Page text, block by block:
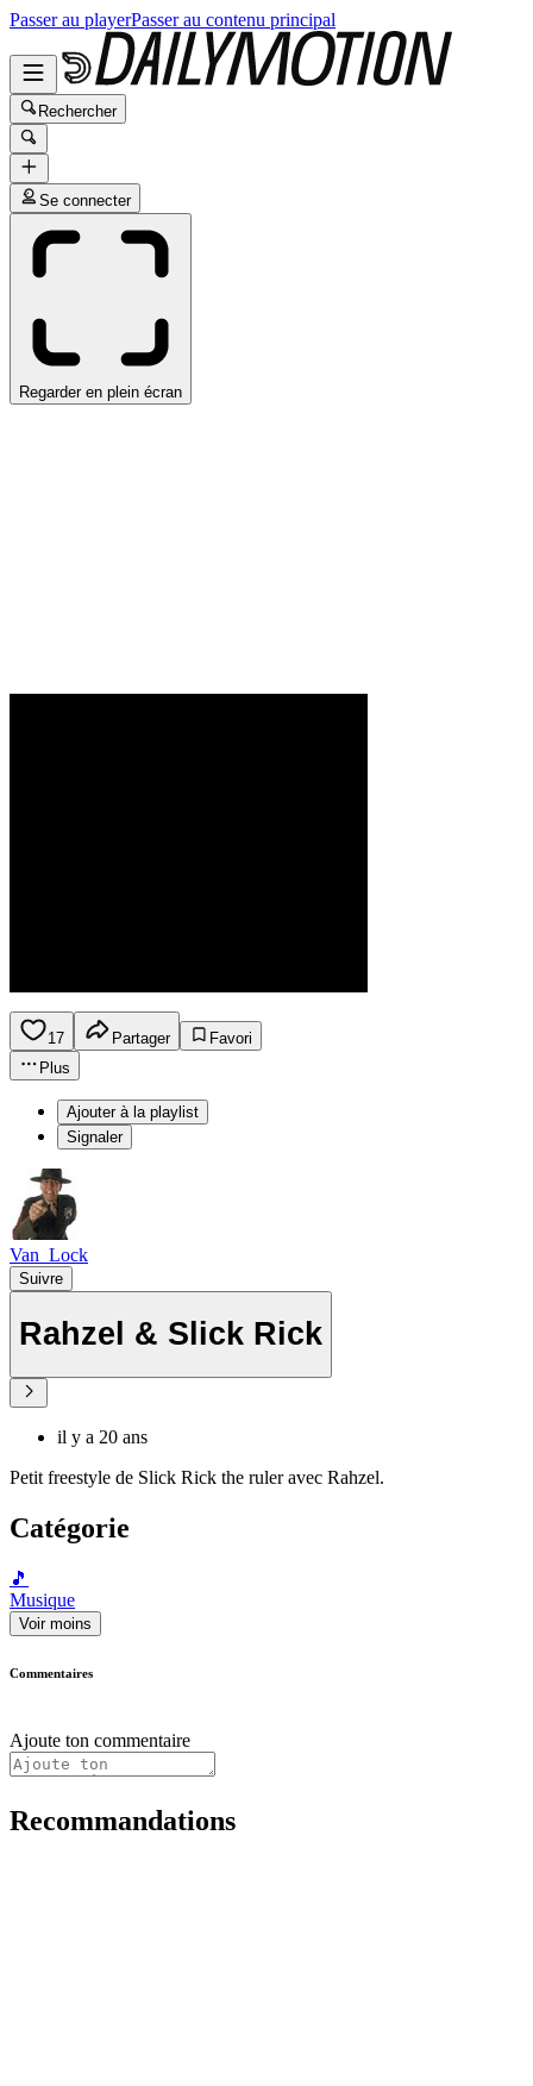
Passer au playerPasser au contenu principal
Rechercher
Se connecter
Regarder en plein écran
17 Partager
Favori
Plus
Ajouter à la playlist
Signaler
Van_Lock
Suivre
Rahzel & Slick Rick
il y a 20 ans
Petit freestyle de Slick Rick the ruler avec Rahzel.
Catégorie
🎵
Musique
Voir moins
Commentaires
Ajoute ton commentaire
Recommandations